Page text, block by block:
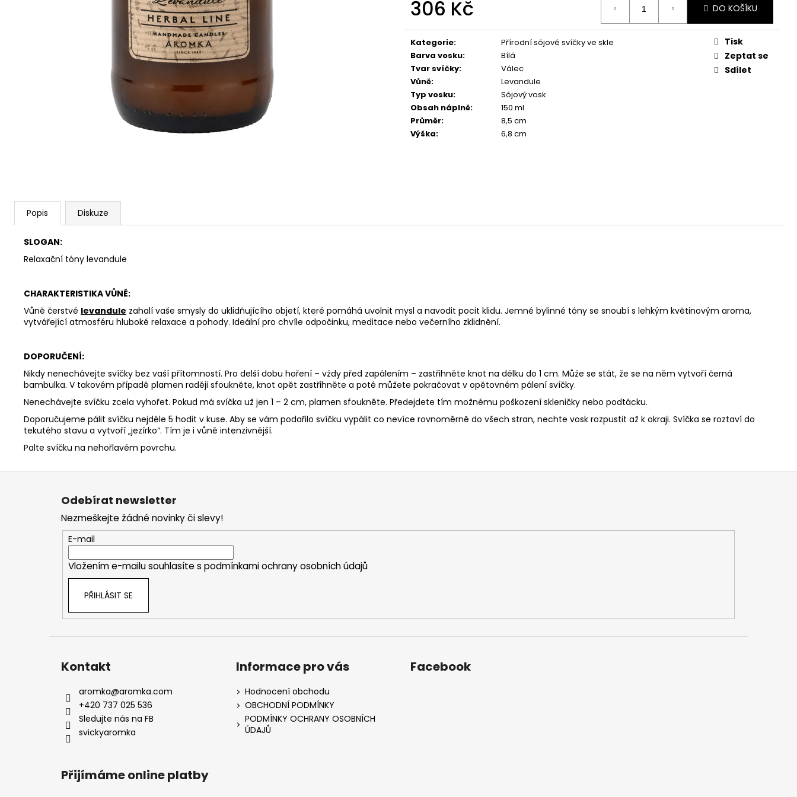
306 Kč
cena:
DO KOŠÍKU
Kategorie:
Přírodní sójové svíčky ve skle
Barva vosku:
Bílá
Tvar svíčky:
Válec
Vůně:
Levandule
Typ vosku:
Sójový vosk
Obsah náplně:
150 ml
Průměr:
8,5 cm
Výška: 6,8 cm
Tisk
Zeptat se
Sdílet
Popis Diskuze
SLOGAN:
Relaxační tóny levandule
CHARAKTERISTIKA VŮNĚ:
Vůně čerstvé levandule zahalí vaše smysly do uklidňujícího objetí, které pomáhá uvolnit mysl a navodit pocit klidu. Jemné bylinné tóny se snoubí s lehkým květinovým aroma,
vytvářející atmosféru hluboké relaxace a pohody. Ideální pro chvíle odpočinku, meditace nebo večerního zklidnění.
DOPORUČENÍ:
Nikdy nenechávejte svíčky bez vaší přítomností. Pro delší dobu hoření – vždy před zapálením – zastřihněte knot na délku do 1 cm. Může se stát, že se na něm vytvoří černá
bambulka. V takovém případě plamen raději sfoukněte, knot opět zastřihněte a poté můžete pokračovat v opětovném pálení svíčky.
Nenechávejte svíčku zcela vyhořet. Pokud má svíčka už jen 1 – 2 cm, plamen sfoukněte. Předejdete tím možnému poškození skleničky nebo podtácku.
Doporučujeme pálit svíčku nejdéle 5 hodit v kuse. Aby se vám podařilo svíčku vypálit co nevíce rovnoměrně do všech stran, nechte vosk rozpustit až k okraji. Svíčka se roztaví do
tekutého stavu a vytvoří „jezírko“. Tím je i vůně intenzivnější.
Palte svíčku na nehořlavém povrchu.
PŘÍRODNÍ VONNÁ SVÍČKA SÓJOVÁ -
AROMKA - SET 10 KS ČAJOVÝCH
SVÍČEK V PLECHU - BEZ VŮNĚ
PŘÍRODNÍ VONNÁ SVÍČKA SÓJOVÁ - PŘÍRODNÍ VONNÁ SVÍČKA PALMOVÁ -
AROMKA - MINI WHISKOVKA, 90 ML -
Z
Odebírat newsletter
Nezmeškejte žádné novinky či slevy!
E-mail
Vložením e-mailu souhlasíte s podmínkami ochrany osobních údajů
PŘIHLÁSIT SE
Kontakt
aromka@aromka.com
+420 737 025 536
Sledujte nás na FB
svickyaromka
Informace pro vás
Hodnocení obchodu
OBCHODNÍ PODMÍNKY
PODMÍNKY OCHRANY OSOBNÍCH
ÚDAJŮ
Facebook
Přijímáme online platby